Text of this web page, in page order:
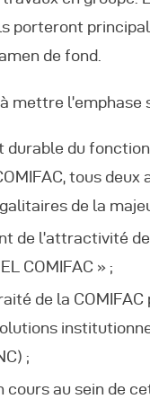
porteront
de fond.
mettre
durable du
tous
de la
de l’attractivité
COMIFAC » ;
de la
;
cours au sein de